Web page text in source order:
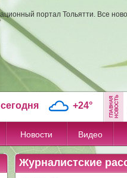
портал Тольятти. Все
+24°
Новости Видео
Журналистские